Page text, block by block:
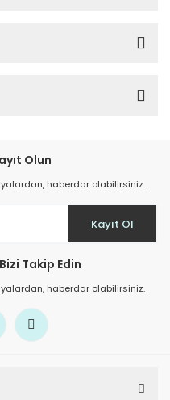
Olun
haberdar olabilirsiniz.
Kayıt Ol
Takip Edin
haberdar olabilirsiniz.